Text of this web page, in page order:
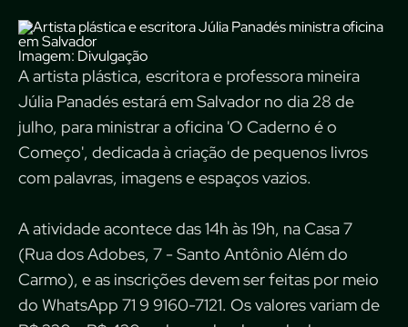
Imagem: Divulgação
A artista plástica, escritora e professora mineira
Júlia Panadés estará em Salvador no dia 28 de
julho, para ministrar a oficina 'O Caderno é o
Começo', dedicada à criação de pequenos livros
com palavras, imagens e espaços vazios.
A atividade acontece das 14h às 19h, na Casa 7
(Rua dos Adobes, 7 - Santo Antônio Além do
Carmo), e as inscrições devem ser feitas por meio
do WhatsApp 71 9 9160-7121. Os valores variam de